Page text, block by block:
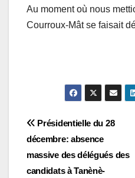
Au moment où nous
Courroux-Mât se faisait
Navigation
de
Présidentielle du 28
décembre: absence
massive des délégués des
candidats à Tanènè-